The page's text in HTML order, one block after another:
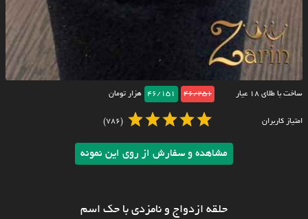
ساخت با طلای ۱۸ عیار 46/251
46/151 هزار تومان
امتیاز کاربران (786)
مشاهده و سفارش از روی این نمونه
حلقه ازدواج و نامزدی با حک اسم